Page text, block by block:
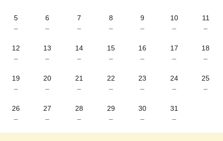
5
–
6
–
7
–
8
–
9
–
10
–
11
–
12
–
13
–
14
–
15
–
16
–
17
–
18
–
19
–
20
–
21
–
22
–
23
–
24
–
25
–
26
–
27
–
28
–
29
–
30
–
31
–